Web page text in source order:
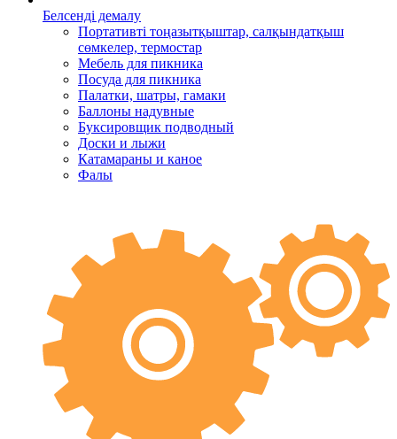
Белсенді демалу
Портативті тоңазытқыштар, салқындатқыш
сөмкелер, термостар
Мебель для пикника
Посуда для пикника
Палатки, шатры, гамаки
Баллоны надувные
Буксировщик подводный
Доски и лыжи
Катамараны и каное
Фалы